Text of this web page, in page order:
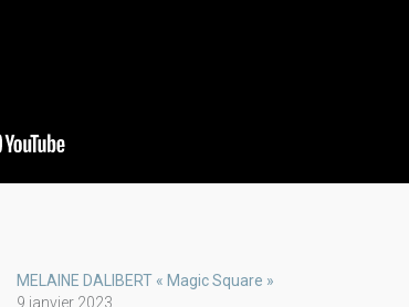
MELAINE DALIBERT « Magic Square »
9 janvier 2023